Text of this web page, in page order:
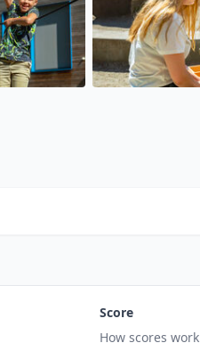
Score
How scores work